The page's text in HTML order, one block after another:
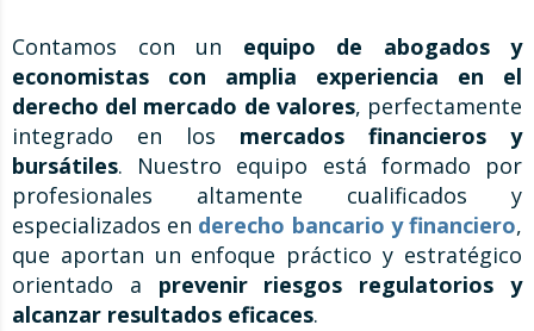
Contamos con un equipo de abogados y
economistas con amplia experiencia en el
derecho del mercado de valores, perfectamente
integrado en los mercados financieros y
bursátiles. Nuestro equipo está formado por
profesionales altamente cualificados y
especializados en derecho bancario y financiero,
que aportan un enfoque práctico y estratégico
orientado a prevenir riesgos regulatorios y
alcanzar resultados eficaces.